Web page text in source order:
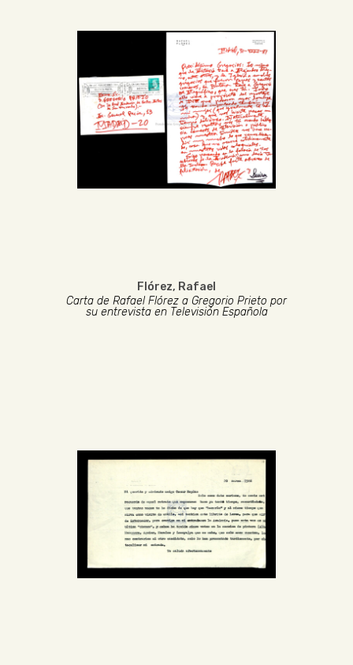
Flórez, Rafael
Carta de Rafael Flórez a Gregorio Prieto por
su entrevista en Televisión Española